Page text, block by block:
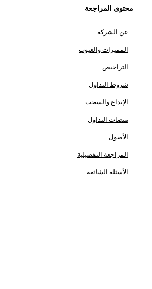
محتوى المراجعة
عن الشركة
المميزات والعيوب
التراخيص
شروط التداول
الإيداع والسحب
منصات التداول
الأصول
المراجعة التفصيلية
الأسئلة الشائعة